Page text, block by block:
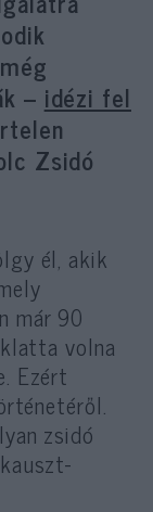
– idézi fel
Zsidó
él, akik
már 90
volna
Ezért
zsidó